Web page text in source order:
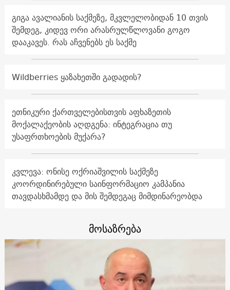
გიგა ავალიანის საქმეზე, მკვლელობიდან 10 თვის
შემდეგ, კიდევ ორი არასრულწლოვანი გოგო
დააკავეს. რას აჩვენებს ეს საქმე
Wildberries ყაზახეთში გადადის?
ეთნიკური ქართველებისთვის აფხაზეთის
მოქალაქეობის აღდგენა: ინტეგრაცია თუ
უსაფრთხოების მუქარა?
კვლევა: ონისე ოქრიაშვილის საქმეზე
კოორდინირებული საინფორმაციო კამპანია
თავდასხმამდე და მის შემდეგაც მიმდინარეობდა
მოსაზრება